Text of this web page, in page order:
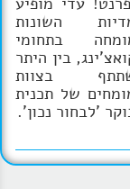
השונות
בתחומי
בין היתר
בצוות
של תכנית
'לבחור נכון'.